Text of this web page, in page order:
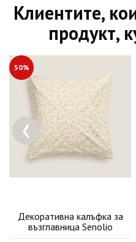
Клиентите,
продукт,
50%
Декоративна калъфка за
възглавница Senolio
‹